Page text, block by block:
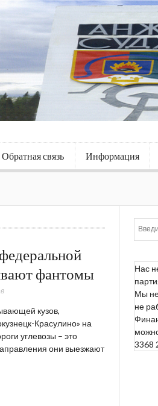
Обратная связь Информация
фантомы
кузов,
Красулино» на
углевозы – это
они выезжают
Нас
Мы
не
3368